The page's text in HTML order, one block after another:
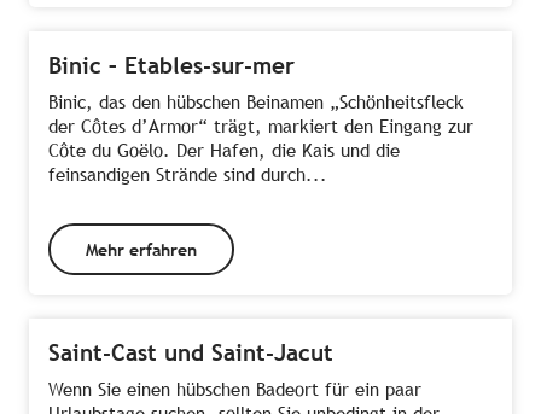
Binic – Etables-sur-mer
Binic, das den hübschen Beinamen „Schönheitsfleck
der Côtes d’Armor“ trägt, markiert den Eingang zur
Côte du Goëlo. Der Hafen, die Kais und die
feinsandigen Strände sind durch...
Mehr erfahren
Saint-Cast und Saint-Jacut
Wenn Sie einen hübschen Badeort für ein paar